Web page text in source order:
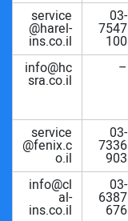
03-
7547
100
service
@harel-
ins.co.il
–
info@hc
sra.co.il
03-
7336
903
service
@fenix.c
o.il
03-
6387
676
info@cl
al-
ins.co.il